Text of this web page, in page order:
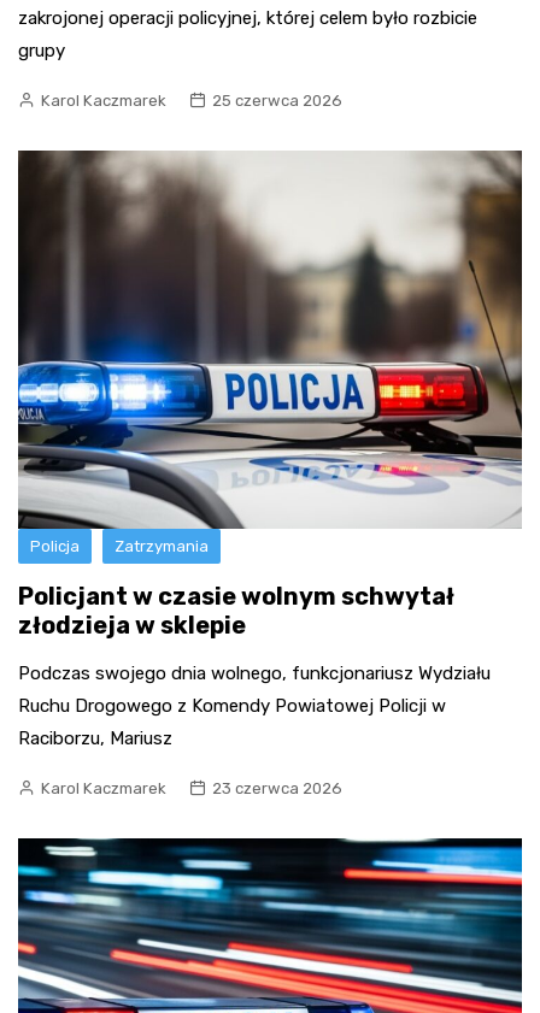
zakrojonej operacji policyjnej, której celem było rozbicie
grupy
Karol Kaczmarek 25 czerwca 2026
Policja Zatrzymania
Policjant w czasie wolnym schwytał
złodzieja w sklepie
Podczas swojego dnia wolnego, funkcjonariusz Wydziału
Ruchu Drogowego z Komendy Powiatowej Policji w
Raciborzu, Mariusz
Karol Kaczmarek 23 czerwca 2026